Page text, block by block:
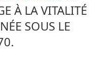
À LA VITALITÉ
SOUS LE